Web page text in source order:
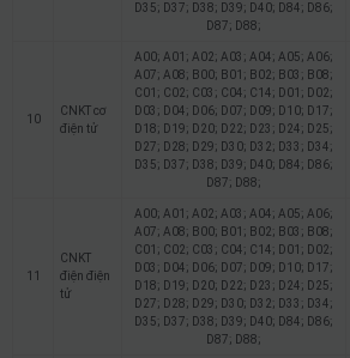
D35; D37; D38; D39; D40; D84; D86;
D87; D88;
10
CNKT cơ
điện tử
A00; A01; A02; A03; A04; A05; A06;
A07; A08; B00; B01; B02; B03; B08;
C01; C02; C03; C04; C14; D01; D02;
D03; D04; D06; D07; D09; D10; D17;
D18; D19; D20; D22; D23; D24; D25;
D27; D28; D29; D30; D32; D33; D34;
D35; D37; D38; D39; D40; D84; D86;
D87; D88;
11
CNKT
điện điện
tử
A00; A01; A02; A03; A04; A05; A06;
A07; A08; B00; B01; B02; B03; B08;
C01; C02; C03; C04; C14; D01; D02;
D03; D04; D06; D07; D09; D10; D17;
D18; D19; D20; D22; D23; D24; D25;
D27; D28; D29; D30; D32; D33; D34;
D35; D37; D38; D39; D40; D84; D86;
D87; D88;